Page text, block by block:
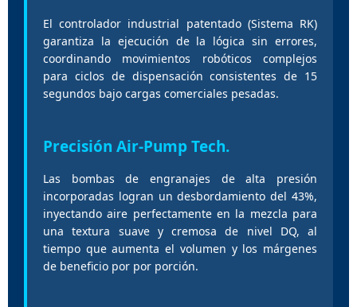
El controlador industrial patentado (Sistema RK)
garantiza la ejecución de la lógica sin errores,
coordinando movimientos robóticos complejos
para ciclos de dispensación consistentes de 15
segundos bajo cargas comerciales pesadas.
Precisión Air-Pump Tech.
Las bombas de engranajes de alta presión
incorporadas logran un desbordamiento del 43%,
inyectando aire perfectamente en la mezcla para
una textura suave y cremosa de nivel DQ, al
tiempo que aumenta el volumen y los márgenes
de beneficio por por porción.